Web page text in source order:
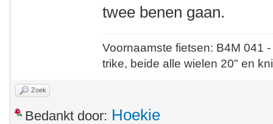
twee benen gaan.
Voornaamste fietsen: B4M
trike, beide alle wielen 20" en
Zoek
Bedankt door: Hoekie